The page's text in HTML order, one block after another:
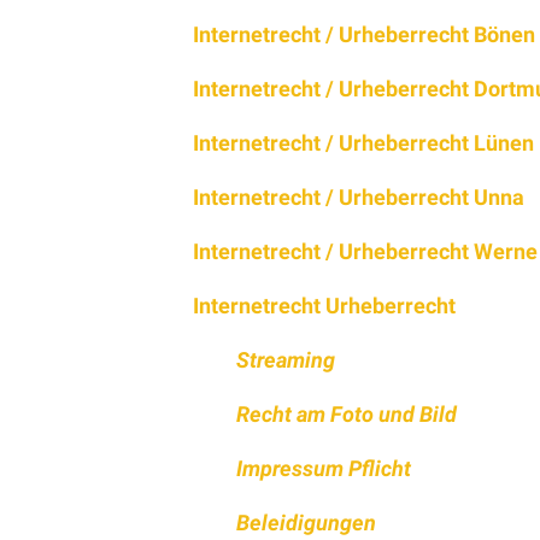
Internetrecht / Urheberrecht Bönen
Internetrecht / Urheberrecht
Internetrecht / Urheberrecht Lünen
Internetrecht / Urheberrecht Unna
Internetrecht / Urheberrecht Werne
Internetrecht Urheberrecht
Streaming
Recht am Foto und Bild
Impressum Pflicht
Beleidigungen